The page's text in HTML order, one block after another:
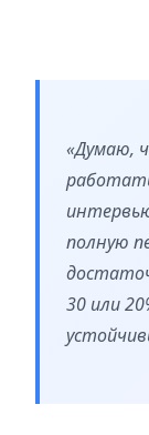
«Думаю,
полную
30 или